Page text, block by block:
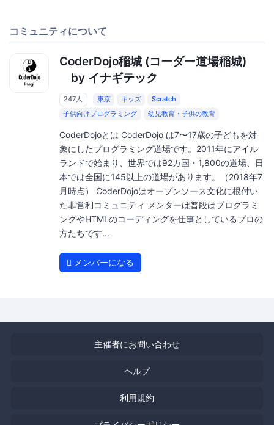
コミュニティについて
CoderDojo稲城 (コーダー道場稲城)
by イナギテック
247人 東京 キッズ
Scratch
子供向けプログラミング
幼児教育・子供の教育
CoderDojoとは CoderDojo は7〜17歳の子どもを対
象にしたプログラミング道場です。2011年にアイル
ランドで始まり、世界では92カ国・1,800の道場、日
本では全国に145以上の道場があります。（2018年7
月時点） CoderDojoはオープンソース文化に根付い
た非営利コミュニティ メンターは普段はプログラミ
ングやHTMLのコーディングを仕事としているプロの
方たちです...
メンバーになる
主催者にお問い合わせ
ヘルプ
利用規約